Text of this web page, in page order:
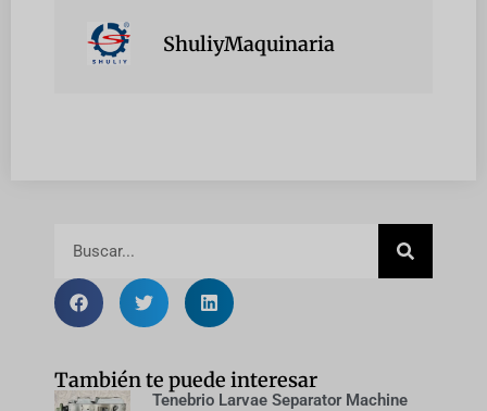
ShuliyMaquinaria
También te puede interesar
Tenebrio Larvae Separator Machine